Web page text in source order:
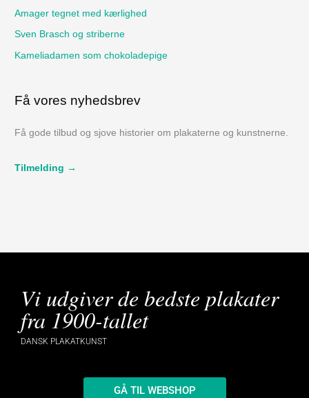
r
:
Amager tegnet med kærlighed
Sven Brasch og striberne
Kameliadamen som chokoladepige
Få vores nyhedsbrev
Få gode tilbud og sjove historier om plakaterne og kunstnerne.
Tilmelding →
Vi udgiver de bedste plakater
fra 1900-tallet
DANSK PLAKATKUNST
GÅ TIL WEBSHOP